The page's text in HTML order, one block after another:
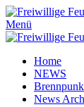
Menü
Home
NEWS
News